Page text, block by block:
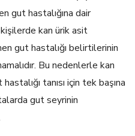
gut hastalığına dair
kan ürik asit
gut hastalığı belirtilerinin
Bu nedenlerle kan
tanısı için tek başına
gut seyrinin